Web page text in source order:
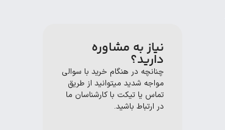
نیاز به مشاوره
دارید؟
چنانچه در هنگام خرید با سوالی
مواجه شدید میتوانید از طریق
تماس یا تیکت با کارشناسان ما
در ارتباط باشید.